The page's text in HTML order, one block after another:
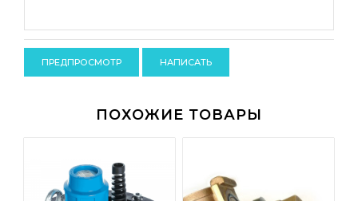
-
-
ПОХОЖИЕ ТОВАРЫ